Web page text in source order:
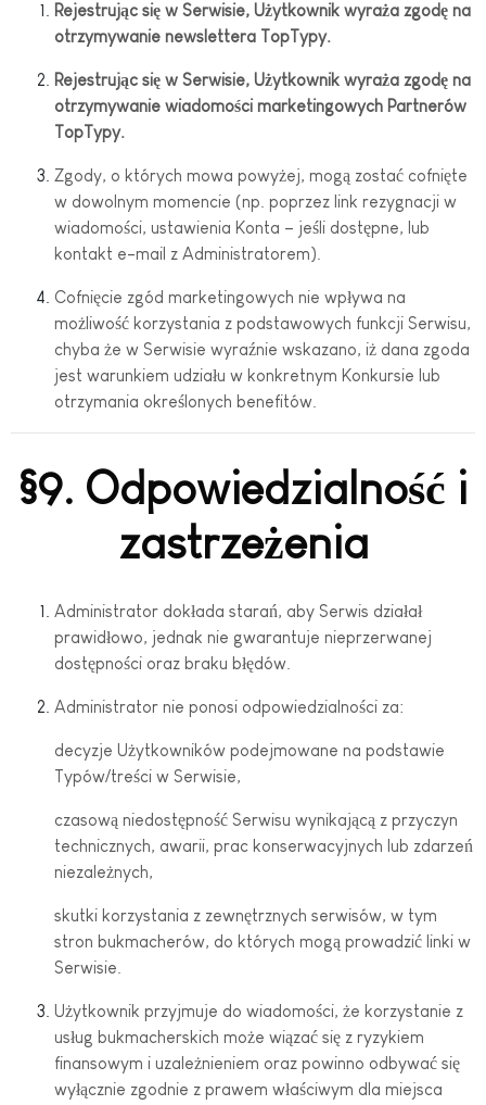
Rejestrując się w Serwisie, Użytkownik wyraża zgodę na
otrzymywanie newslettera TopTypy.
Rejestrując się w Serwisie, Użytkownik wyraża zgodę na
otrzymywanie wiadomości marketingowych Partnerów
TopTypy.
Zgody, o których mowa powyżej, mogą zostać cofnięte
w dowolnym momencie (np. poprzez link rezygnacji w
wiadomości, ustawienia Konta – jeśli dostępne, lub
kontakt e-mail z Administratorem).
Cofnięcie zgód marketingowych nie wpływa na
możliwość korzystania z podstawowych funkcji Serwisu,
chyba że w Serwisie wyraźnie wskazano, iż dana zgoda
jest warunkiem udziału w konkretnym Konkursie lub
otrzymania określonych benefitów.
§9. Odpowiedzialność i
zastrzeżenia
Administrator dokłada starań, aby Serwis działał
prawidłowo, jednak nie gwarantuje nieprzerwanej
dostępności oraz braku błędów.
Administrator nie ponosi odpowiedzialności za:
decyzje Użytkowników podejmowane na podstawie
Typów/treści w Serwisie,
czasową niedostępność Serwisu wynikającą z przyczyn
technicznych, awarii, prac konserwacyjnych lub zdarzeń
niezależnych,
skutki korzystania z zewnętrznych serwisów, w tym
stron bukmacherów, do których mogą prowadzić linki w
Serwisie.
Użytkownik przyjmuje do wiadomości, że korzystanie z
usług bukmacherskich może wiązać się z ryzykiem
finansowym i uzależnieniem oraz powinno odbywać się
wyłącznie zgodnie z prawem właściwym dla miejsca